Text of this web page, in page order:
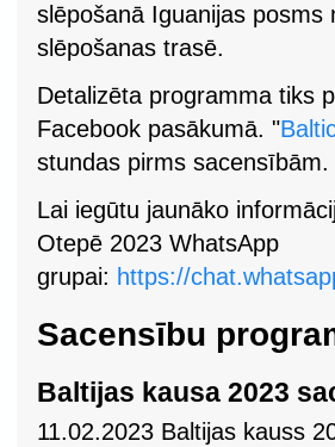
slēpošanā Iguanijas
slēpošanas trasē.
Detalizēta programma tiks
Facebook pasākumā. "
stundas pirms sacensībām.
Lai iegūtu jaunāko
Otepē 2023 WhatsApp
grupai: https://
Sacensību
Baltijas kausa 2023
11.02.2023 Baltijas kauss